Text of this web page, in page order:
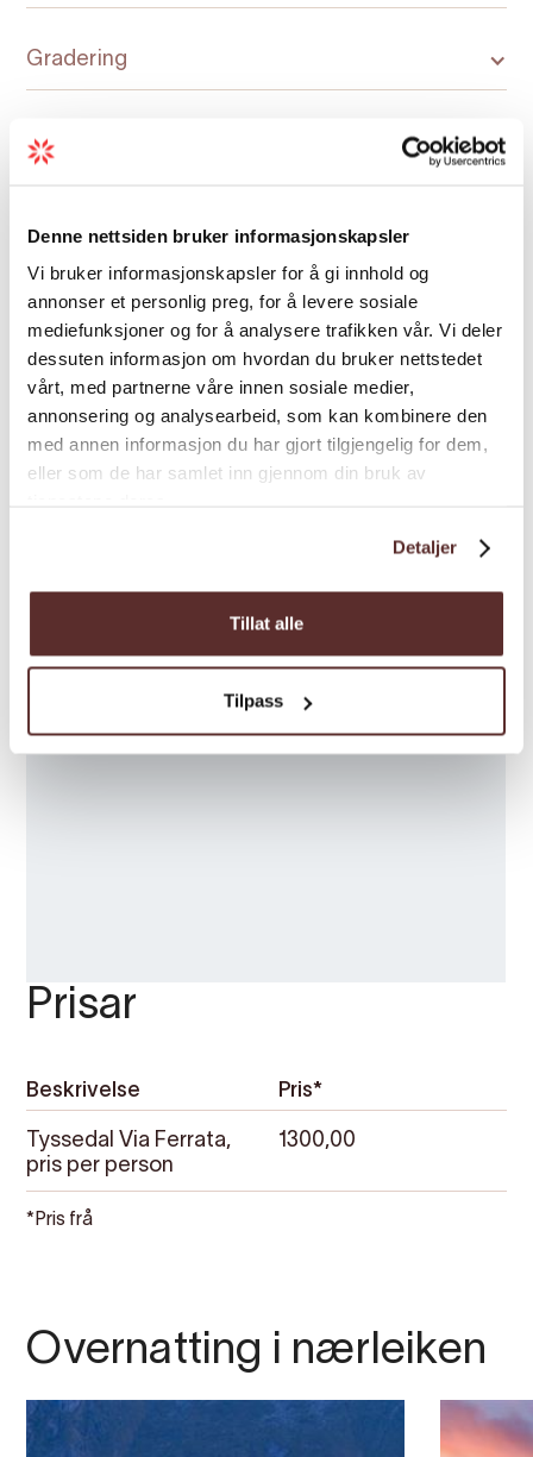
Denne nettsiden bruker informasjonskapsler
Vi bruker informasjonskapsler for å gi innhold og
annonser et personlig preg, for å levere sosiale
mediefunksjoner og for å analysere trafikken vår. Vi deler
dessuten informasjon om hvordan du bruker nettstedet
vårt, med partnerne våre innen sosiale medier,
annonsering og analysearbeid, som kan kombinere den
med annen informasjon du har gjort tilgjengelig for dem,
eller som de har samlet inn gjennom din bruk av
Detaljer
Tillat alle
Tilpass
Gradering
Sesong
Kart
Prisar
Beskrivelse Pris*
Tyssedal Via Ferrata,
pris per person
1300,00
*Pris frå
Overnatting i nærleiken